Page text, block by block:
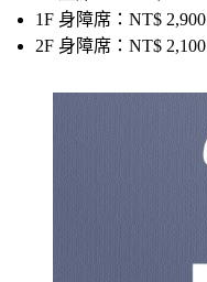
1F 身障席： NT$ 2,900
2F 身障席： NT$ 2,100